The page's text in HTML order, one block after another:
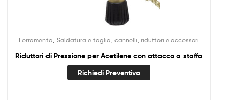
Ferramenta Saldatura e taglio cannelli, riduttori e accessori
Riduttori di Pressione per Acetilene con attacco a staffa
Richiedi Preventivo